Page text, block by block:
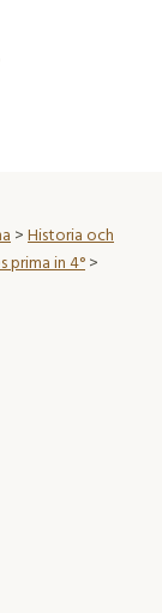
>Historia och
prima in 4°>